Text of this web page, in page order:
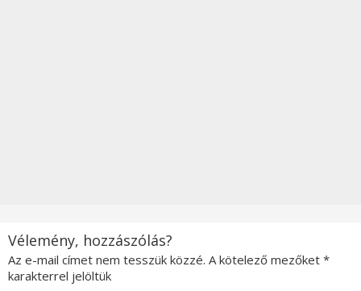
Vélemény, hozzászólás?
Az e-mail címet nem tesszük közzé. A kötelező mezőket *
karakterrel jelöltük